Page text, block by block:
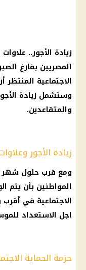
زيادة الأجور.. علاوات
المصريين بفارغ
الاجتماعية المنتظر
وستشمل زيادة
والمتقاعدين.
زيادة الأجور
ومع قرب حلول شهر
المواطنين بأن يتم
الاجتماعية في أقرب
اجل الاستعداد
حزمة الحماية